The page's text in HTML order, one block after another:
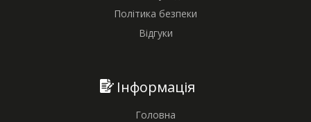
Політика безпеки
Відгуки
Інформація
Головна